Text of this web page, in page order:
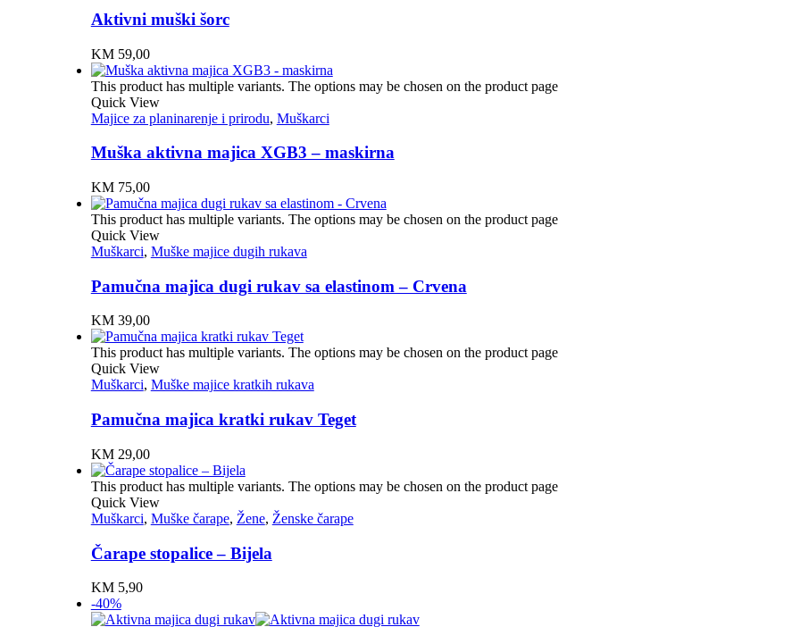
Aktivni muški šorc
KM59,00
This product has multiple variants. The options may be chosen on the product page
Quick View
Majice za planinarenje i prirodu, Muškarci
Muška aktivna majica XGB3 – maskirna
KM75,00
This product has multiple variants. The options may be chosen on the product page
Quick View
Muškarci, Muške majice dugih rukava
Pamučna majica dugi rukav sa elastinom – Crvena
KM39,00
This product has multiple variants. The options may be chosen on the product page
Quick View
Muškarci, Muške majice kratkih rukava
Pamučna majica kratki rukav Teget
KM29,00
This product has multiple variants. The options may be chosen on the product page
Quick View
Muškarci, Muške čarape, Žene, Ženske čarape
Čarape stopalice – Bijela
KM5,90
-40%